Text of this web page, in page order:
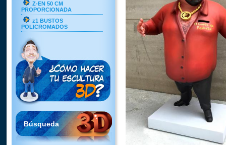
Z-EN 50 CM
PROPORCIONADA
z1 BUSTOS
POLICROMADOS
Búsqueda